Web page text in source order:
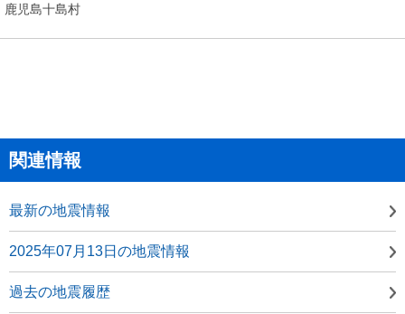
鹿児島十島村
関連情報
最新の地震情報
2025年07月13日の地震情報
過去の地震履歴